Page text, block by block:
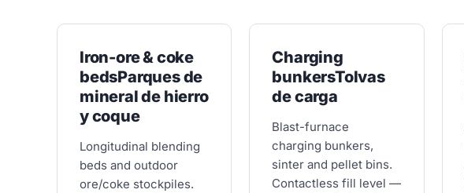
Iron-ore & coke
bedsParques de
mineral de hierro
y coque
Longitudinal blending
beds and outdoor
ore/coke stockpiles.
Charging
bunkersTolvas
de carga
Blast-furnace
charging bunkers,
sinter and pellet bins.
Contactless fill level —